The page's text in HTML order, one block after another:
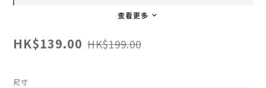
查看更多
HK$139.00 HK$199.00
尺寸